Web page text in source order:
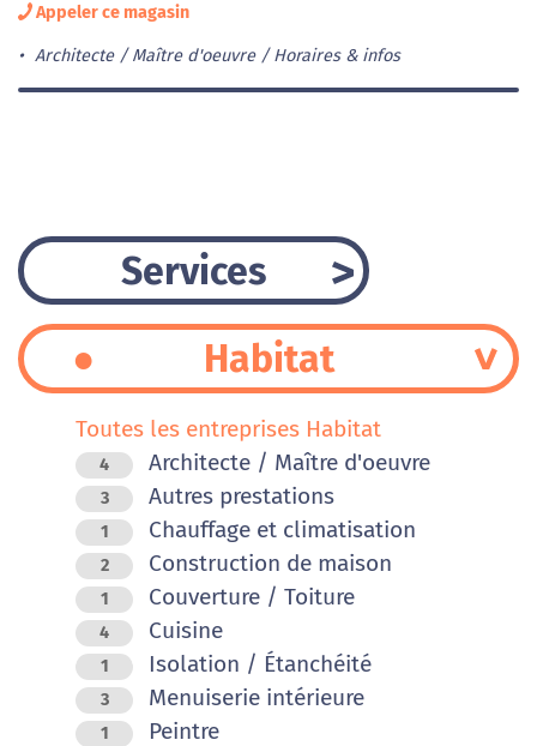
Appeler ce magasin
Architecte / Maître d'oeuvre Horaires & infos
Services
Habitat
Toutes les entreprises Habitat
4 Architecte / Maître d'oeuvre
3 Autres prestations
1 Chauffage et climatisation
2 Construction de maison
1 Couverture / Toiture
4 Cuisine
1 Isolation / Étanchéité
3 Menuiserie intérieure
1 Peintre